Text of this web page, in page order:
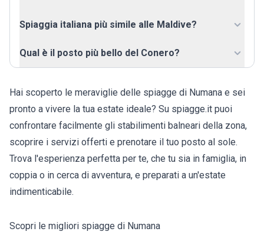
Spiaggia italiana più simile alle Maldive?
Qual è il posto più bello del Conero?
Hai scoperto le meraviglie delle spiagge di Numana e sei
pronto a vivere la tua estate ideale? Su spiagge.it puoi
confrontare facilmente gli stabilimenti balneari della zona,
scoprire i servizi offerti e prenotare il tuo posto al sole.
Trova l'esperienza perfetta per te, che tu sia in famiglia, in
coppia o in cerca di avventura, e preparati a un'estate
indimenticabile.
Scopri le migliori spiagge di Numana